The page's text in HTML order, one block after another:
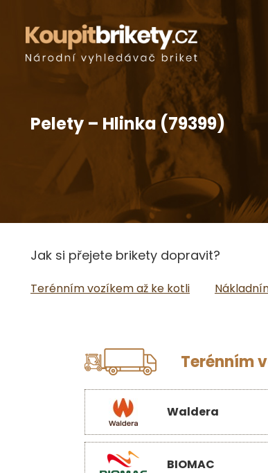
Pelety – Hlinka (79399)
Jak si přejete brikety dopravit?
Terénním vozíkem až ke kotli
Terénním
Waldera
BIOMAC